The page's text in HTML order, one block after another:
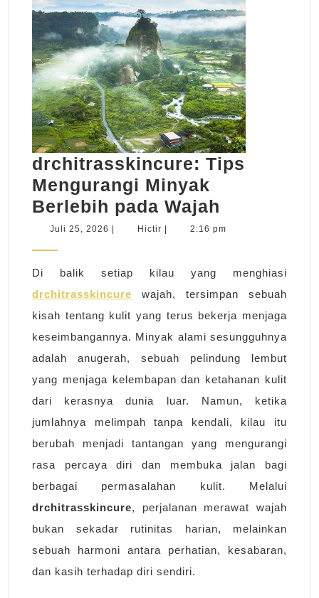
drchitrasskincure: Tips
Mengurangi Minyak
Berlebih pada Wajah
Tips
Minyak
Berlebih
pada
Wajah
Juli 25, 2026 Juli
Hictir Hictir 2:16 pm
Di balik setiap kilau yang menghiasi
drchitrasskincure wajah, tersimpan sebuah
kisah tentang kulit yang terus bekerja menjaga
keseimbangannya. Minyak alami sesungguhnya
adalah anugerah, sebuah pelindung lembut
yang menjaga kelembapan dan ketahanan kulit
dari kerasnya dunia luar. Namun, ketika
jumlahnya melimpah tanpa kendali, kilau itu
berubah menjadi tantangan yang mengurangi
rasa percaya diri dan membuka jalan bagi
berbagai permasalahan kulit. Melalui
drchitrasskincure, perjalanan merawat wajah
bukan sekadar rutinitas harian, melainkan
sebuah harmoni antara perhatian, kesabaran,
dan kasih terhadap diri sendiri.